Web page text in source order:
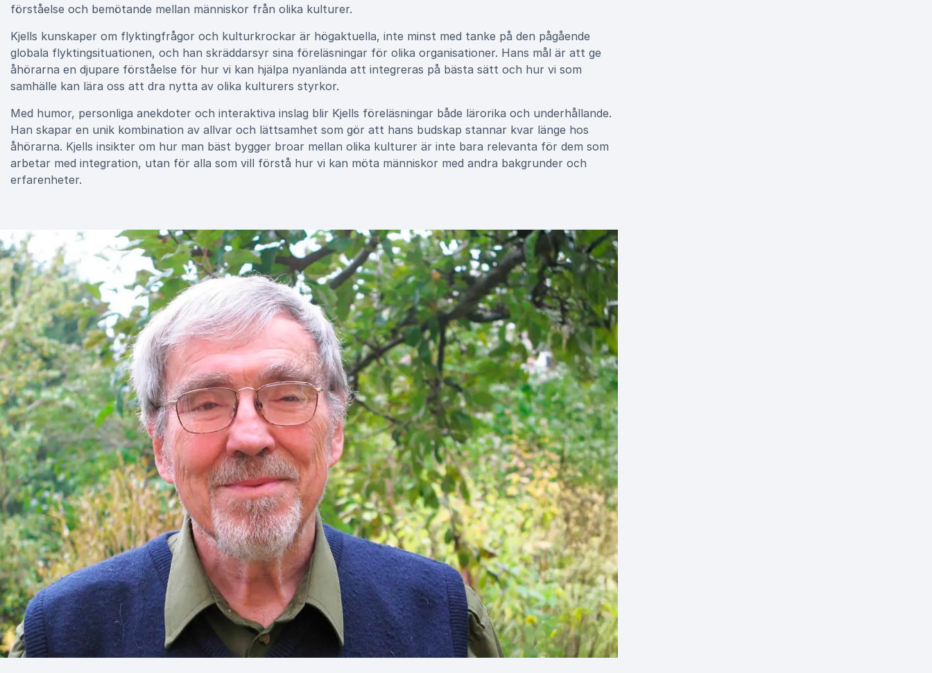
förståelse och bemötande mellan människor från olika kulturer.
Kjells kunskaper om flyktingfrågor och kulturkrockar är högaktuella, inte minst med tanke på den pågående
globala flyktingsituationen, och han skräddarsyr sina föreläsningar för olika organisationer. Hans mål är att ge
åhörarna en djupare förståelse för hur vi kan hjälpa nyanlända att integreras på bästa sätt och hur vi som
samhälle kan lära oss att dra nytta av olika kulturers styrkor.
Med humor, personliga anekdoter och interaktiva inslag blir Kjells föreläsningar både lärorika och underhållande.
Han skapar en unik kombination av allvar och lättsamhet som gör att hans budskap stannar kvar länge hos
åhörarna. Kjells insikter om hur man bäst bygger broar mellan olika kulturer är inte bara relevanta för dem som
arbetar med integration, utan för alla som vill förstå hur vi kan möta människor med andra bakgrunder och
erfarenheter.